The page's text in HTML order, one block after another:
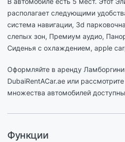
располагает следующими
cистема навигации, 3d
слепых зон, Премиум аудио,
Сиденья с охлаждением, apple
Оформляйте в аренду
DubaiRentACar.ae или
множества автомобилей
Функции